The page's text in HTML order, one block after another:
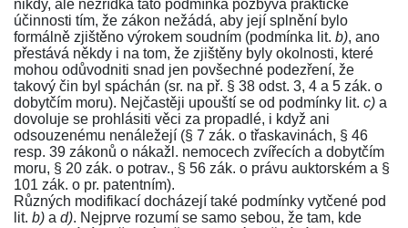
nikdy, ale nezřídka tato podmínka pozbývá praktické
účinnosti tím, že zákon nežádá, aby její splnění bylo
formálně zjištěno výrokem soudním (podmínka lit. b), ano
přestává někdy i na tom, že zjištěny byly okolnosti, které
mohou odůvodniti snad jen povšechné podezření, že
takový čin byl spáchán (sr. na př. § 38 odst. 3, 4 a 5 zák. o
dobytčím moru). Nejčastěji upouští se od podmínky lit. c) a
dovoluje se prohlásiti věci za propadlé, i když ani
odsouzenému nenáležejí (§ 7 zák. o třaskavinách, § 46
resp. 39 zákonů o nákažl. nemocech zvířecích a dobytčím
moru, § 20 zák. o potrav., § 56 zák. o právu auktorském a §
101 zák. o pr. patentním).
Různých modifikací docházejí také podmínky vytčené pod
lit. b) a d). Nejprve rozumí se samo sebou, že tam, kde